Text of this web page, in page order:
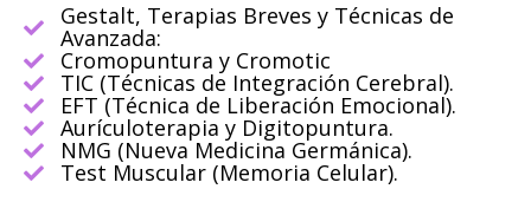
Gestalt, Terapias Breves y Técnicas de
Avanzada:
Cromopuntura y Cromotic
TIC (Técnicas de Integración Cerebral).
EFT (Técnica de Liberación Emocional).
Aurículoterapia y Digitopuntura.
NMG (Nueva Medicina Germánica).
Test Muscular (Memoria Celular).